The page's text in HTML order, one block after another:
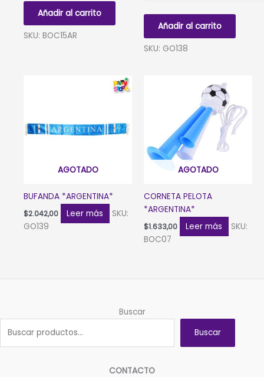
cantidad
Añadir al carrito
SKU: BOC15AR
150
Añadir al carrito
SKU: GO138
AGOTADO
BUFANDA *ARGENTINA*
$2.042,00 Leer más
SKU:
GO139
AGOTADO
CORNETA PELOTA
*ARGENTINA*
$1.633,00 Leer más
SKU:
BOC07
Buscar
Buscar
CONTACTO